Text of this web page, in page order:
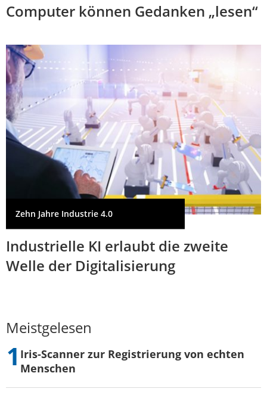
Computer können Gedanken „lesen“
Zehn Jahre Industrie 4.0
Industrielle KI erlaubt die zweite
Welle der Digitalisierung
Meistgelesen
Iris-Scanner zur Registrierung von echten
Menschen